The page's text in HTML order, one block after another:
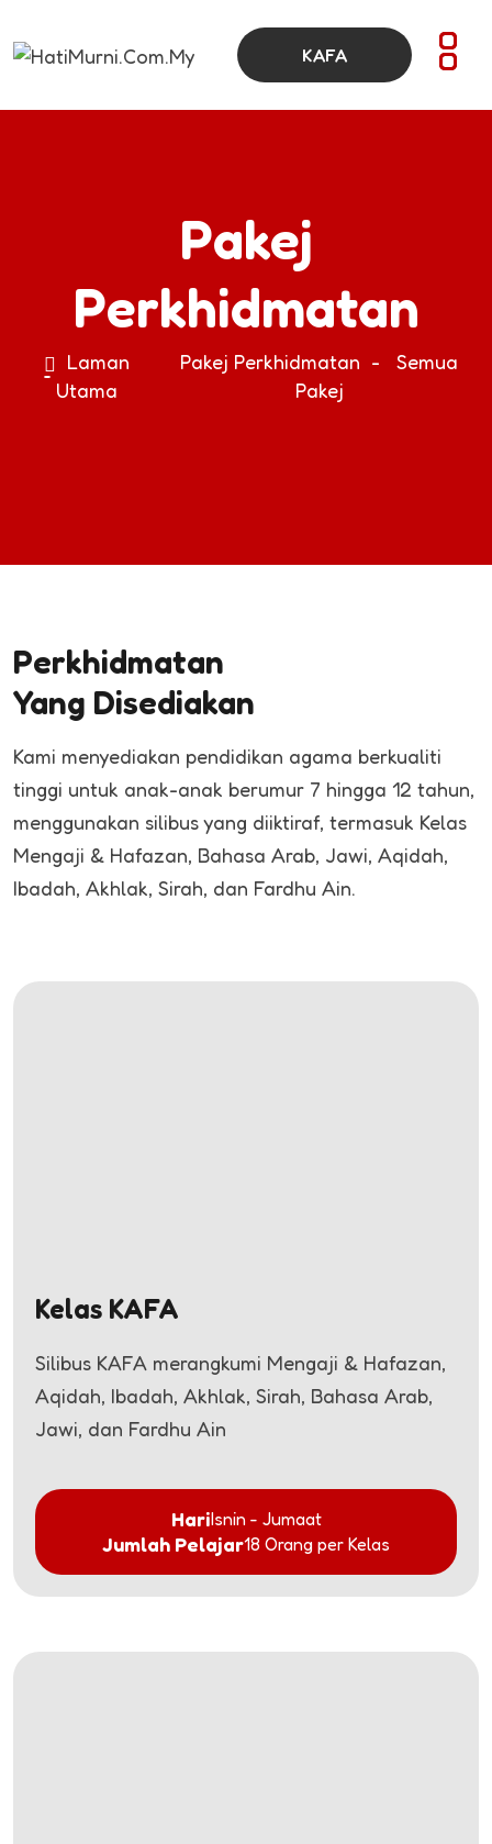
KAFA
Online
Pakej
Perkhidmatan
Laman
Utama
Pakej Perkhidmatan - Semua
Pakej
Perkhidmatan
Yang Disediakan
Kami menyediakan pendidikan agama berkualiti
tinggi untuk anak-anak berumur 7 hingga 12 tahun,
menggunakan silibus yang diiktiraf, termasuk Kelas
Mengaji & Hafazan, Bahasa Arab, Jawi, Aqidah,
Ibadah, Akhlak, Sirah, dan Fardhu Ain.
Kelas KAFA
Silibus KAFA merangkumi Mengaji & Hafazan,
Aqidah, Ibadah, Akhlak, Sirah, Bahasa Arab,
Jawi, dan Fardhu Ain
HariIsnin - Jumaat
Jumlah Pelajar18 Orang per Kelas